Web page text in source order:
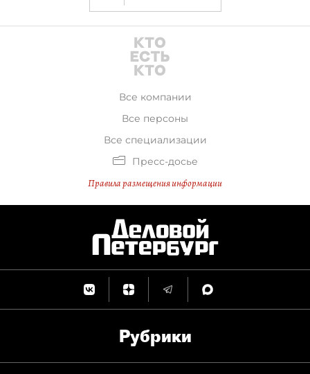
Все компании
Все персоны
Все специализации
Пресс-досье
Правила размещения информации
Рубрики